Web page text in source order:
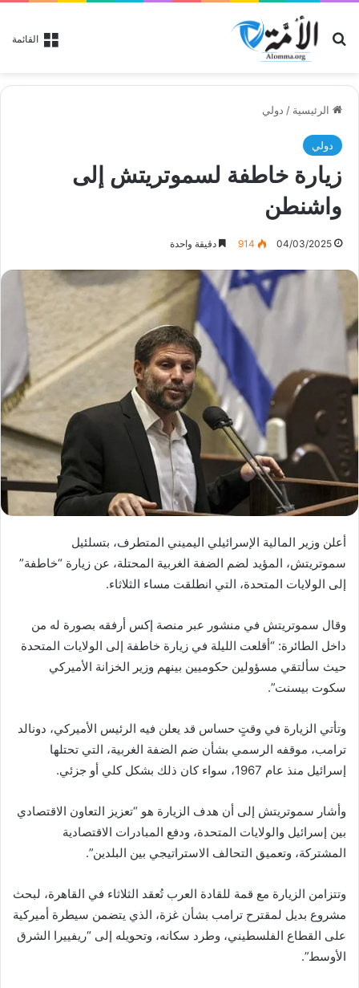
القائمة بحث عن
الرئيسية / دولي
دولي
زيارة خاطفة لسموتريتش إلى
واشنطن
04/03/2025
914 دقيقة واحدة
أعلن وزير المالية الإسرائيلي اليميني المتطرف، بتسلئيل
سموتريتش، المؤيد لضم الضفة الغربية المحتلة، عن زيارة “خاطفة”
إلى الولايات المتحدة، التي انطلقت مساء الثلاثاء.
وقال سموتريتش في منشور عبر منصة إكس أرفقه بصورة له من
داخل الطائرة: “أقلعت الليلة في زيارة خاطفة إلى الولايات المتحدة
حيث سألتقي مسؤولين حكوميين بينهم وزير الخزانة الأميركي
سكوت بيسنت”.
وتأتي الزيارة في وقتٍ حساس قد يعلن فيه الرئيس الأميركي، دونالد
ترامب، موقفه الرسمي بشأن ضم الضفة الغربية، التي تحتلها
إسرائيل منذ عام 1967، سواء كان ذلك بشكل كلي أو جزئي.
وأشار سموتريتش إلى أن هدف الزيارة هو “تعزيز التعاون الاقتصادي
بين إسرائيل والولايات المتحدة، ودفع المبادرات الاقتصادية
المشتركة، وتعميق التحالف الاستراتيجي بين البلدين”.
وتتزامن الزيارة مع قمة للقادة العرب تُعقد الثلاثاء في القاهرة، لبحث
مشروع بديل لمقترح ترامب بشأن غزة، الذي يتضمن سيطرة أميركية
على القطاع الفلسطيني، وطرد سكانه، وتحويله إلى “ريفييرا الشرق
الأوسط”.